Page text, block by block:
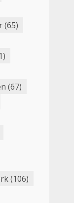
(65)
(67)
(106)